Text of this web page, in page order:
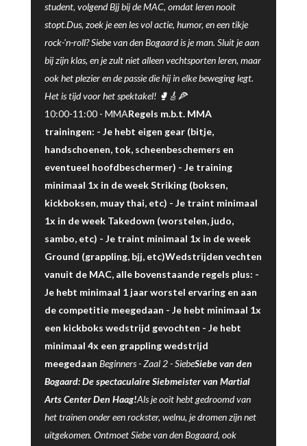
student, volgend Bjj bij de MAC, omdat leren nooit
stopt.Dus, zoek je een les vol actie, humor, en een tikje
rock-'n-roll? Siebe van den Bogaard is je man. Sluit je aan
bij zijn klas, en je zult niet alleen vechtsporten leren, maar
ook het plezier en de passie die hij in elke beweging legt.
Het is tijd voor het spektakel! 🥊🎸🍕
10:00-11:00 - MMARegels m.b.t. MMA
trainingen: - Je hebt eigen gear (bitje,
handschoenen, tok, scheenbeschemers en
eventueel hoofdbeschermer) - Je training
minimaal 1x in de week Striking (boksen,
kickboksen, muay thai, etc) - Je traint minimaal
1x in de week Takedown (worstelen, judo,
sambo, etc) - Je traint minimaal 1x in de week
Ground (grappling, bjj, etc)Wedstrijden vechten
vanuit de MAC, alle bovenstaande regels plus: -
Je hebt minimaal 1 jaar worstel ervaring en aan
de competitie meegedaan - Je hebt minimaal 1x
een kickboks wedstrijd gevochten - Je hebt
minimaal 4x een grappling wedstrijd
meegedaan Beginners -Zaal 2-SiebeSiebe van den
Bogaard: De spectaculaire Siebmeister van Martial
Arts Center Den Haag!Als je ooit hebt gedroomd van
het trainen onder een rockster, welnu, je dromen zijn net
uitgekomen. Ontmoet Siebe van den Bogaard, ook